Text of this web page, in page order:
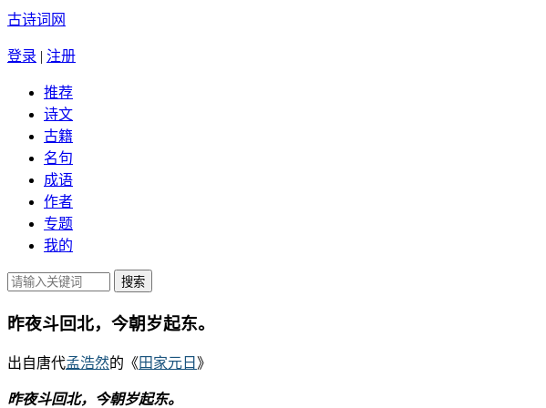
古诗词网
登录 | 注册
推荐
诗文
古籍
名句
成语
作者
专题
我的
昨夜斗回北，今朝岁起东。
出自唐代孟浩然的《田家元日 》
昨夜斗回北，今朝岁起东。